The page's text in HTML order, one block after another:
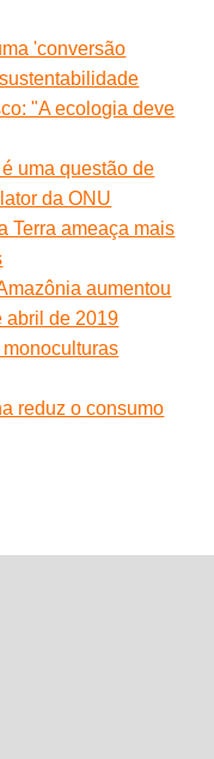
'conversão
"A ecologia deve
uma questão de
da ONU
Terra ameaça mais
aumentou
abril de 2019
reduz o consumo